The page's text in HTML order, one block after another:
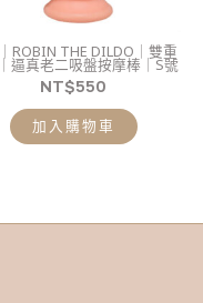
ROBIN THE DILDO｜雙重
逼真老二吸盤按摩棒｜S號
NT$550
加入購物車